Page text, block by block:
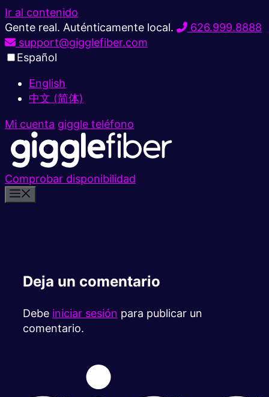
Ir al contenido
Gente real. Auténticamente local.
626.999.8888
support@gigglefiber.com
Español
English
中文 (简体)
Mi cuenta giggle teléfono
Comprobar disponibilidad
Deja un comentario
Debe iniciar sesión para publicar un
comentario.